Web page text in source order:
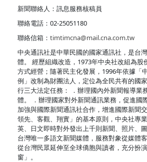
新聞聯絡人：訊息服務核稿員
聯絡電話：02-25051180
聯絡信箱： timtimcna@mail.cna.com.tw
中央通訊社是中華民國的國家通訊社，是台
體。 經歷組織改造，1973年中央社改組為股
方式經營；隨著民主化發展，1996年依據「
例」改制為財團法人，定位為全民共有的國
行三大法定任務： ．辦理國內外新聞報導業
體。 ．辦理國家對外新聞通訊業務，促進國
加強與國際新聞通訊社合作，增進國際新聞交
領先、客觀、翔實」的基本原則，中央社專
英、日文即時對外發出上千則新聞、照片、
台灣唯一多語文新聞媒體，服務對象從媒體
從台灣民眾延伸至全球僑胞與讀者，充分扮
窗」。